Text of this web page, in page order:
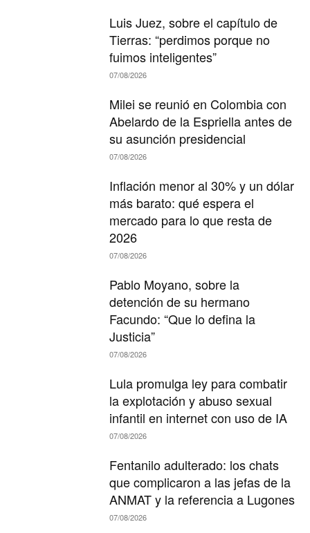
Luis Juez, sobre el capítulo de
Tierras: “perdimos porque no
fuimos inteligentes”
07/08/2026
Milei se reunió en Colombia con
Abelardo de la Espriella antes de
su asunción presidencial
07/08/2026
Inflación menor al 30% y un dólar
más barato: qué espera el
mercado para lo que resta de
2026
07/08/2026
Pablo Moyano, sobre la
detención de su hermano
Facundo: “Que lo defina la
Justicia”
07/08/2026
Lula promulga ley para combatir
la explotación y abuso sexual
infantil en internet con uso de IA
07/08/2026
Fentanilo adulterado: los chats
que complicaron a las jefas de la
ANMAT y la referencia a Lugones
07/08/2026